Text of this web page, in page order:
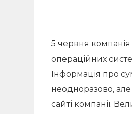
5 червня
операційних
Інформація про
неодноразово, але
сайті компанії.